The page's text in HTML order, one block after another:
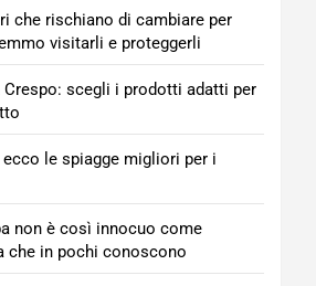
che rischiano di cambiare per
visitarli e proteggerli
Crespo: scegli i prodotti adatti per
ecco le spiagge migliori per i
non è così innocuo come
che in pochi conoscono